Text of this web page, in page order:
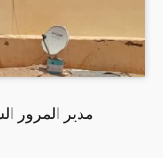
مدير المرور